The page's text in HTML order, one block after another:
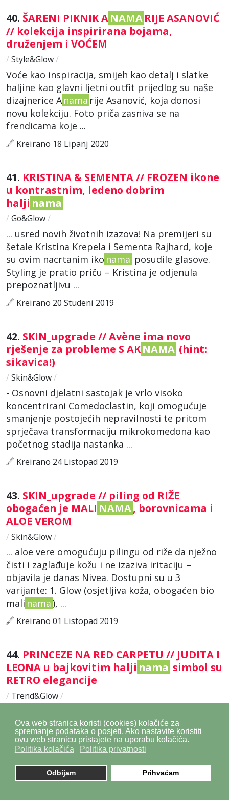
Ova web stranica koristi (cookies) kolačiće za
spremanje podataka o posjeti. Ako nastavite koristiti
ovu web stranicu pristajete na uporabu kolačića.
Politika kolačića
Politika privatnosti
Odbijam Prihvaćam
40. ŠARENI PIKNIK ANAMARIJE ASANOVIĆ
// kolekcija inspirirana bojama,
druženjem i VOĆEM
/ Style&Glow/
Voće kao inspiracija, smijeh kao detalj i slatke
haljine kao glavni ljetni outfit prijedlog su naše
dizajnerice A nama rije Asanović, koja donosi
novu kolekciju. Foto priča zasniva se na
frendicama koje ...
Kreirano 18 Lipanj 2020
41. KRISTINA & SEMENTA // FROZEN ikone
u kontrastnim, ledeno dobrim
halji nama
/ Go&Glow/
... usred novih životnih izazova! Na premijeri su
šetale Kristina Krepela i Sementa Rajhard, koje
su ovim nacrtanim iko nama posudile glasove.
Styling je pratio priču – Kristina je odjenula
prepoznatljivu ...
Kreirano 20 Studeni 2019
42. SKIN_upgrade // Avène ima novo
rješenje za probleme S AKNAMA (hint:
sikavica!)
/ Skin&Glow/
- Osnovni djelatni sastojak je vrlo visoko
koncentrirani Comedoclastin, koji omogućuje
smanjenje postojećih nepravilnosti te pritom
sprječava transformaciju mikrokomedona kao
početnog stadija nastanka ...
Kreirano 24 Listopad 2019
43. SKIN_upgrade // piling od RIŽE
obogaćen je MALI NAMA, borovnicama i
ALOE VEROM
/ Skin&Glow/
... aloe vere omogućuju pilingu od riže da nježno
čisti i zaglađuje kožu i ne izaziva iritaciju –
objavila je danas Nivea. Dostupni su u 3
varijante: 1. Glow (osjetljiva koža, obogaćen bio
mali nama), ...
Kreirano 01 Listopad 2019
44. PRINCEZE NA RED CARPETU // JUDITA I
LEONA u bajkovitim halji nama simbol su
RETRO elegancije
/ Trend&Glow/
tepihom filmskog festivala u Sarajevu inspiraciju
su našle u stilu prave moderne princeze – Judita
Franković, u kreaciji dvojca Twins, zabljesnula je
Kreirano 20 Kolovoz 2019